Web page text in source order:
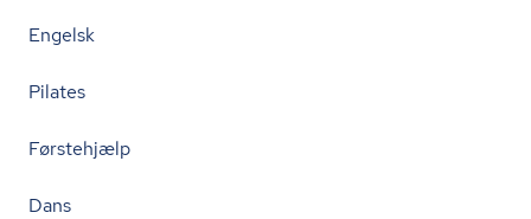
Engelsk
Pilates
Førstehjælp
Dans